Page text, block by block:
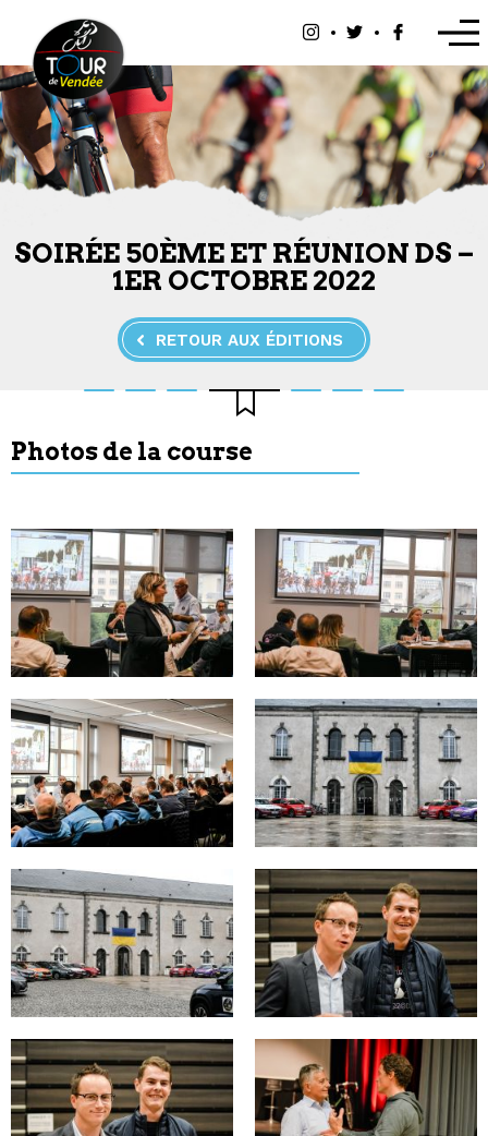
SOIRÉE 50ÈME ET RÉUNION DS –
1ER OCTOBRE 2022
RETOUR AUX ÉDITIONS
Photos de la course